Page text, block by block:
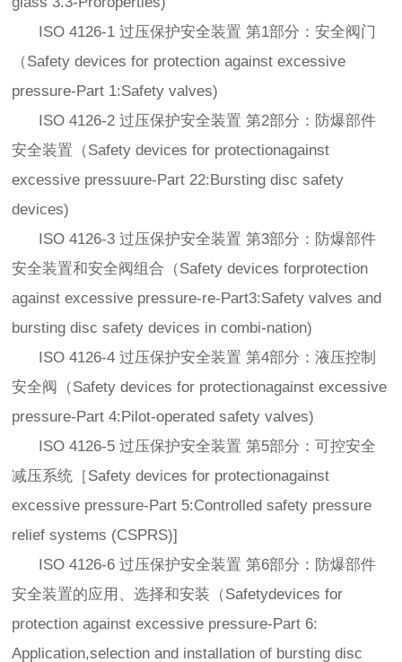
ISO 4126-1 过压保护安全装置 第1部分：安全阀门
（Safety devices for protection against excessive
pressure-Part 1:Safety valves)
ISO 4126-2 过压保护安全装置 第2部分：防爆部件
安全装置（Safety devices for protectionagainst
excessive pressuure-Part 22:Bursting disc safety
devices)
ISO 4126-3 过压保护安全装置 第3部分：防爆部件
安全装置和安全阀组合（Safety devices forprotection
against excessive pressure-re-Part3:Safety valves and
bursting disc safety devices in combi-nation)
ISO 4126-4 过压保护安全装置 第4部分：液压控制
安全阀（Safety devices for protectionagainst excessive
pressure-Part 4:Pilot-operated safety valves)
ISO 4126-5 过压保护安全装置 第5部分：可控安全
减压系统［Safety devices for protectionagainst
excessive pressure-Part 5:Controlled safety pressure
relief systems (CSPRS)]
ISO 4126-6 过压保护安全装置 第6部分：防爆部件
安全装置的应用、选择和安装（Safetydevices for
protection against excessive pressure-Part 6:
Application,selection and installation of bursting disc